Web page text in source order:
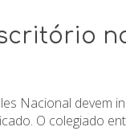
Nacional devem
O colegiado